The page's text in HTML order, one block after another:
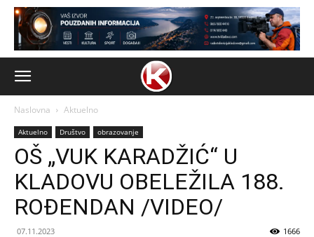
Naslovna Aktuelno
Aktuelno Društvo obrazovanje
OŠ „VUK KARADŽIĆ“ U
KLADOVU OBELEŽILA 188.
ROĐENDAN /VIDEO/
07.11.2023 1666